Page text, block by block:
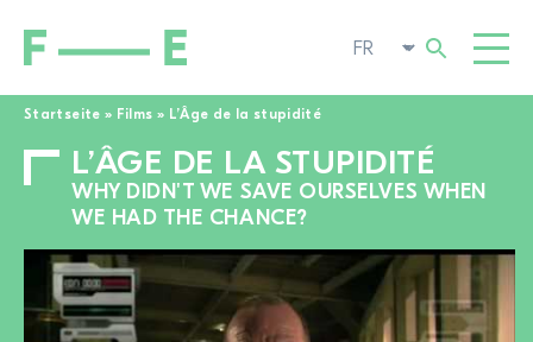
Startseite » Films » L’Âge de la stupidité
L’ÂGE DE LA STUPIDITÉ
WHY DIDN'T WE SAVE OURSELVES WHEN
WE HAD THE CHANCE?
FILMS
FESTIVAL
CINÉMA POP-UP
ENGAGEMENT
Rechercher :